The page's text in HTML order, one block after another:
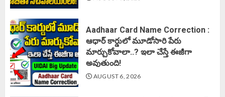
Aadhaar Card Name Correction :
ఆధార్ కార్డులో మూడోసారి పేరు
మార్చుకోవాలా..? ఇలా చేస్తే ఈజీగా
అవుతుంది!
AUGUST 6, 2026